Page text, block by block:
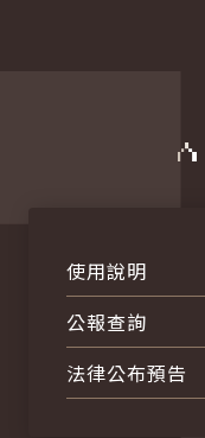
使用說明
公報查詢
法律公布預告